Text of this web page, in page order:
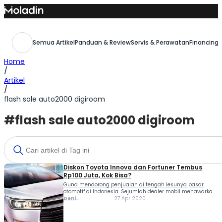
Skip
to
Semua ArtikelPanduan & ReviewServis & Perawatan
Home
/
Artikel
/
flash sale auto2000 digiroom
#flash sale auto2000 digiroom
Diskon Toyota Innova dan Fortuner Tembus
Rp100 Juta, Kok Bisa?
Guna mendorong penjualan di tengah lesunya pasar
otomotif di Indonesia. Sejumlah dealer mobil menawarkan
beragam promo serta diskon menarik bagi konsumen,
Deni
27 Apr 2020